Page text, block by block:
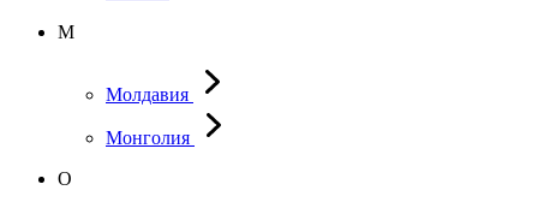
М
Молдавия
Монголия
О